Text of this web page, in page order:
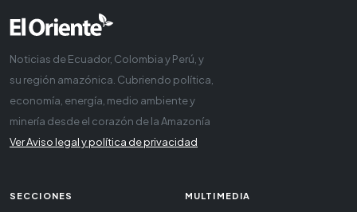
Noticias de Ecuador, Colombia y Perú, y
su región amazónica. Cubriendo política,
economía, energía, medio ambiente y
minería desde el corazón de la Amazonía
Ver Aviso legal y política de privacidad
SECCIONES MULTIMEDIA